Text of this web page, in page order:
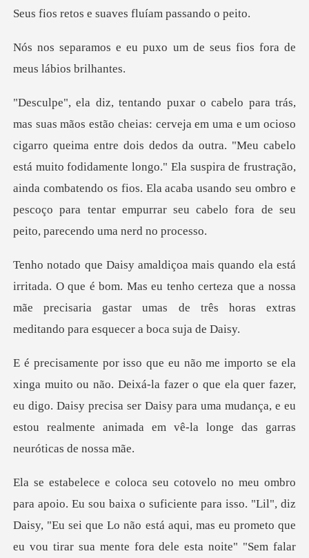
xo um de seus fios fora d
ma entre dois dedos da outra. "Meu cabelo
está muito fodidamente longo." Ela suspira de frustração,
ainda combatendo os fio
e é bom. Mas eu tenho certeza que a nossa
mãe precisaria gastar umas
la fazer o que ela quer fazer,
eu digo. Daisy precisa ser Daisy para uma mudança,
sei que Lo não está aqui, mas eu prometo que
eu vou tirar sua mente fora dele esta noite" "Sem falar